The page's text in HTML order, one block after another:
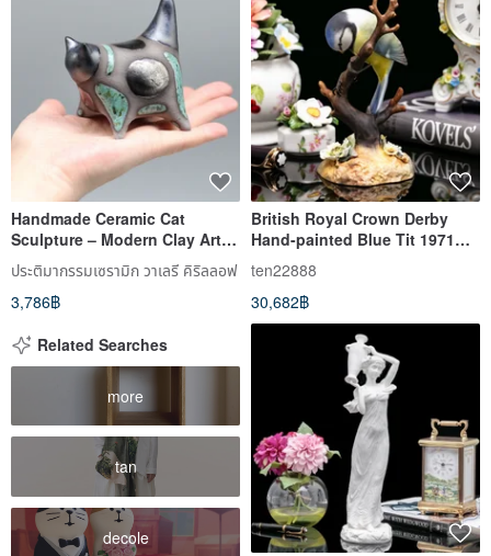
Handmade Ceramic Cat
Sculpture – Modern Clay Art
Figurine, Unique Animal
Decor,
ประติมากรรมเซรามิก วาเลรี คิริลลอฟ
3,786฿
British Royal Crown Derby
Hand-painted Blue Tit 1971
Bird Ornament Sculpture
ten22888
30,682฿
Related Searches
more
tan
decole